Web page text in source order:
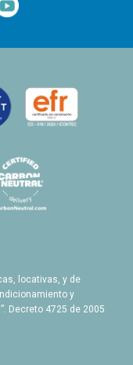
locativas, y de
y
Decreto 4725 de 2005